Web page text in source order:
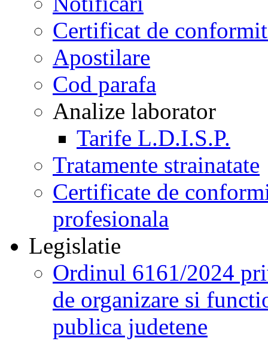
Certificat de
Apostilare
Cod parafa
Analize laborator
Tarife L.D.I.S.P.
Tratamente strainatate
Certificate de
profesionala
Legislatie
Ordinul 6161/2024
de organizare si
publica judetene